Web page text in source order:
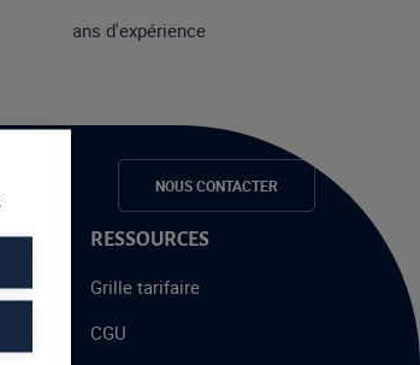
NOUS CONTACTER
ans d'expérience
RESSOURCES
Grille tarifaire
CGU